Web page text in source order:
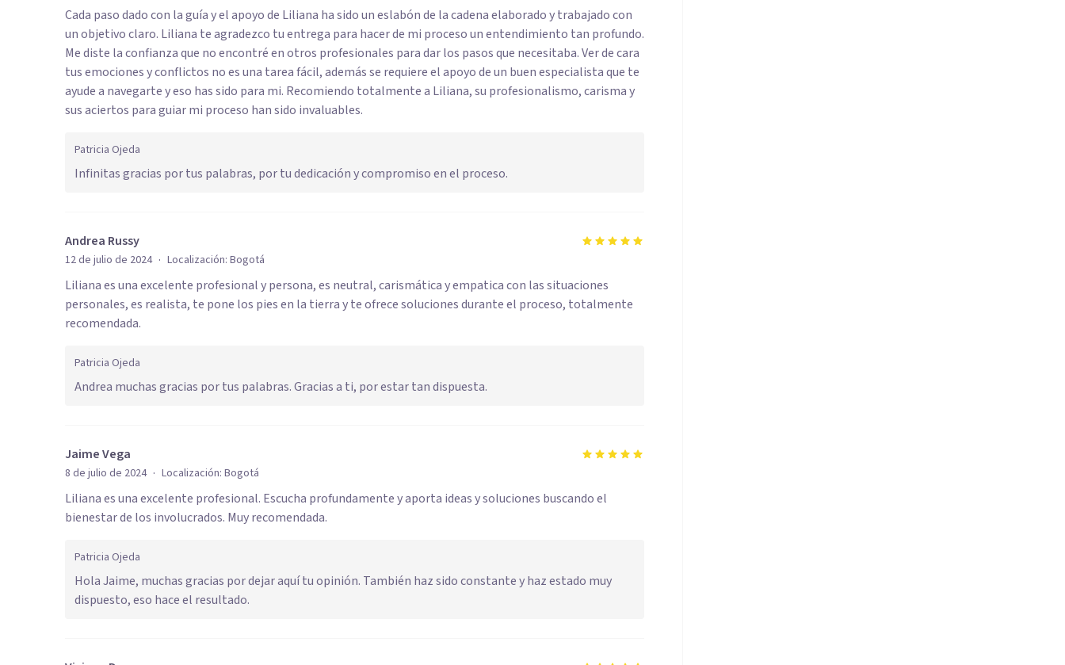
Cada paso dado con la guía y el apoyo de Liliana ha sido un eslabón de la cadena elaborado y trabajado con
un objetivo claro. Liliana te agradezco tu entrega para hacer de mi proceso un entendimiento tan profundo.
Me diste la confianza que no encontré en otros profesionales para dar los pasos que necesitaba. Ver de cara
tus emociones y conflictos no es una tarea fácil, además se requiere el apoyo de un buen especialista que te
ayude a navegarte y eso has sido para mi. Recomiendo totalmente a Liliana, su profesionalismo, carisma y
sus aciertos para guiar mi proceso han sido invaluables.
Patricia Ojeda
Infinitas gracias por tus palabras, por tu dedicación y compromiso en el proceso.
Andrea Russy
12 de julio de 2024 · Localización: Bogotá
Liliana es una excelente profesional y persona, es neutral, carismática y empatica con las situaciones
personales, es realista, te pone los pies en la tierra y te ofrece soluciones durante el proceso, totalmente
recomendada.
Patricia Ojeda
Andrea muchas gracias por tus palabras. Gracias a ti, por estar tan dispuesta.
Jaime Vega
8 de julio de 2024 · Localización: Bogotá
Liliana es una excelente profesional. Escucha profundamente y aporta ideas y soluciones buscando el
bienestar de los involucrados. Muy recomendada.
Patricia Ojeda
Hola Jaime, muchas gracias por dejar aquí tu opinión. También haz sido constante y haz estado muy
dispuesto, eso hace el resultado.